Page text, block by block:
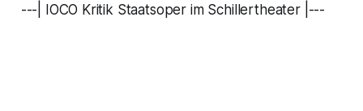
---| IOCO Kritik Staatsoper im Schillertheater |---